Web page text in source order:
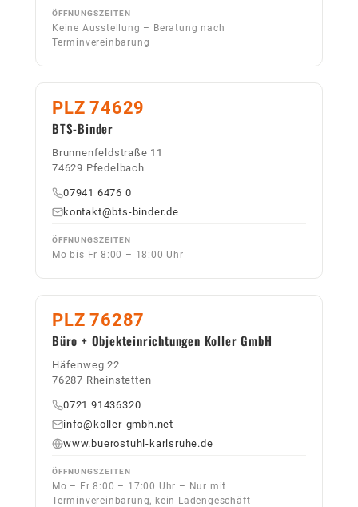
ÖFFNUNGSZEITEN
Keine Ausstellung – Beratung nach
Terminvereinbarung
PLZ 74629
BTS-Binder
Brunnenfeldstraße 11
74629 Pfedelbach
07941 6476 0
kontakt@bts-binder.de
ÖFFNUNGSZEITEN
Mo bis Fr 8:00 – 18:00 Uhr
PLZ 76287
Büro + Objekteinrichtungen Koller GmbH
Häfenweg 22
76287 Rheinstetten
0721 91436320
info@koller-gmbh.net
www.buerostuhl-karlsruhe.de
ÖFFNUNGSZEITEN
Mo – Fr 8:00 – 17:00 Uhr – Nur mit
Terminvereinbarung, kein Ladengeschäft